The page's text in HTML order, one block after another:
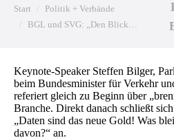
Sie befinden sich hier:
Start
Politik + Verbände
BGL und SVG: „Den Blick…
Keynote-Speaker Steffen Bilger,
beim Bundesminister für Verkehr
referiert gleich zu Beginn über
Branche. Direkt danach schließt
„Daten sind das neue Gold! Was
davon?“ an.